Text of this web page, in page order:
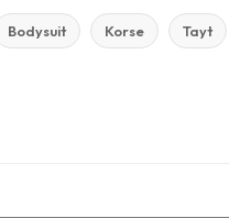
Bodysuit Korse Tayt